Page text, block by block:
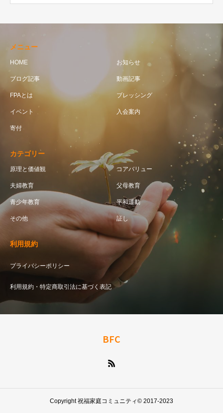
メニュー
HOME お知らせ
ブログ記事 動画記事
FPAとは ブレッシング
イベント 入会案内
寄付
カテゴリー
原理と価値観 コアバリュー
夫婦教育 父母教育
青少年教育 平和運動
その他 証し
利用規約
プライバシーポリシー
利用規約・特定商取引法に基づく表記
BFC
Copyright 祝福家庭コミュニティ© 2017-2023